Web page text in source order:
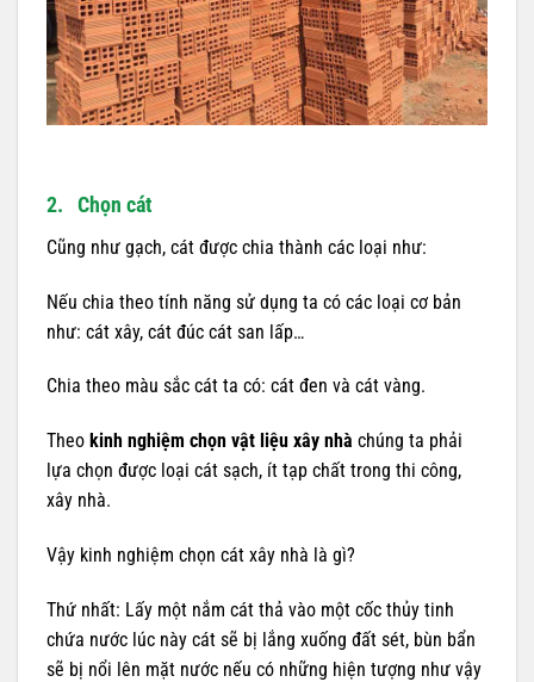
2. Chọn cát
Cũng như gạch, cát được chia thành các loại như:
Nếu chia theo tính năng sử dụng ta có các loại cơ bản
như: cát xây, cát đúc cát san lấp…
Chia theo màu sắc cát ta có: cát đen và cát vàng.
Theo kinh nghiệm chọn vật liệu xây nhà chúng ta phải
lựa chọn được loại cát sạch, ít tạp chất trong thi công,
xây nhà.
Vậy kinh nghiệm chọn cát xây nhà là gì?
Thứ nhất: Lấy một nắm cát thả vào một cốc thủy tinh
chứa nước lúc này cát sẽ bị lắng xuống đất sét, bùn bẩn
sẽ bị nổi lên mặt nước nếu có những hiện tượng như vậy